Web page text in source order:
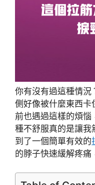
你有沒有過這種情況
側好像被什麼東西卡
前也遇過這樣的煩惱
種不舒服真的是讓我
到了一個簡單有效的
的脖子快速緩解疼痛